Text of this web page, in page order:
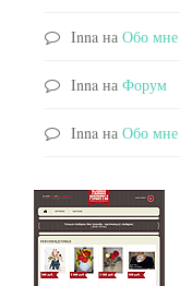
Inna на Обо мне
Inna на Форум
Inna на Обо мне